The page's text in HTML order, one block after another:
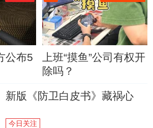
公布5
上班“摸鱼”公司有权开
除吗？
新版《防卫白皮书》藏祸心
今日关注